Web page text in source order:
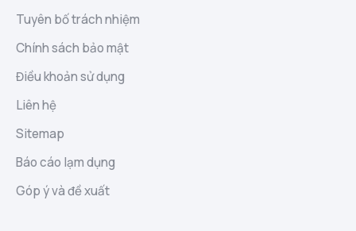
Tuyên bố trách nhiệm
Chính sách bảo mật
Điều khoản sử dụng
Liên hệ
Sitemap
Báo cáo lạm dụng
Góp ý và đề xuất